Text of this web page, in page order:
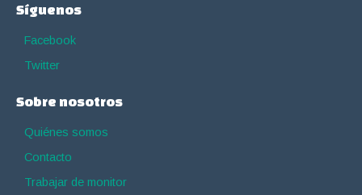
Síguenos
Facebook
Twitter
Sobre nosotros
Quiénes somos
Contacto
Trabajar de monitor